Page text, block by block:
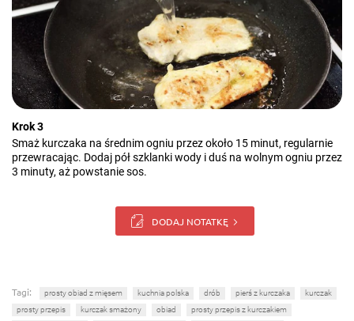
Krok 3
Smaż kurczaka na średnim ogniu przez około 15 minut, regularnie
przewracając. Dodaj pół szklanki wody i duś na wolnym ogniu przez
3 minuty, aż powstanie sos.
DODAJ NOTATKĘ
Tagi: prosty obiad z mięsem kuchnia polska drób pierś z kurczaka
kurczak
prosty przepis
kurczak smażony obiad
prosty przepis z kurczakiem